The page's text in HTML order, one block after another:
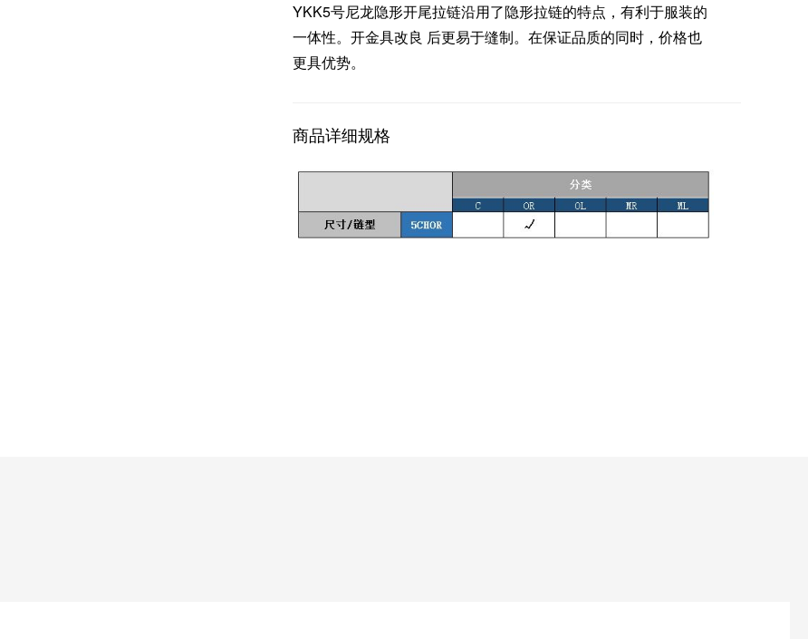
YKK5号尼龙隐形开尾拉链沿用了隐形拉链的特点，有利于服装的
一体性。开金具改良 后更易于缝制。在保证品质的同时，价格也
更具优势。
商品详细规格